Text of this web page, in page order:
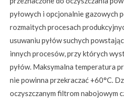
pyłowych i opcjonalnie gazowych
rozmaitych procesach
usuwaniu pyłów suchych
innych procesów, przy których
pyłów. Maksymalna temperatura
nie powinna przekraczać +60°C.
oczyszczanym filtrom nabojowym